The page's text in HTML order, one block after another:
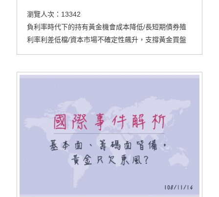
瀏覽人次：13342
負利率時代下的持有黃金機會成本降低/長短期債券殖
利率利差低檔/資本市場不確定性飆升，支撐黃金買盤